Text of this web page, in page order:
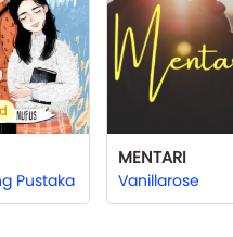
Pustaka
MENTARI
Vanillarose